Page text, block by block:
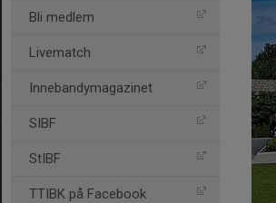
Bli medlem
Livematch
Innebandymagazinet
SIBF
StIBF
TTIBK på Facebook